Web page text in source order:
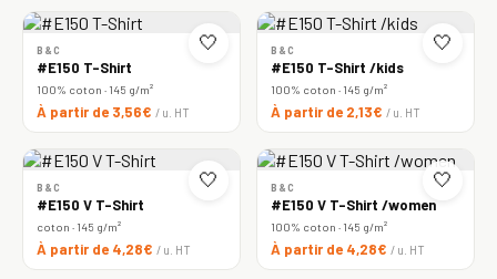
🤍
B&C
#E150 T-Shirt
100% coton · 145 g/m²
À partir de 3,56€ / u. HT
🤍
B&C
#E150 T-Shirt /kids
100% coton · 145 g/m²
À partir de 2,13€ / u. HT
🤍
B&C
#E150 V T-Shirt
coton · 145 g/m²
À partir de 4,28€ / u. HT
🤍
B&C
#E150 V T-Shirt /women
100% coton · 145 g/m²
À partir de 4,28€ / u. HT